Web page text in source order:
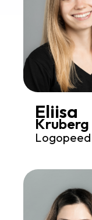
Eliisa
Kruberg
Logopeed